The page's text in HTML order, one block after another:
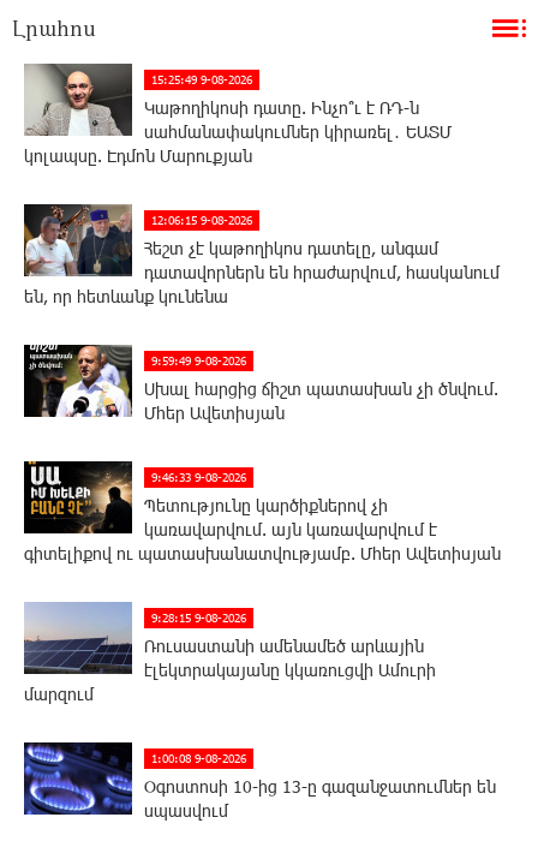
Լրահոս
15:25:49 9-08-2026
Կաթողիկոսի դատը. Ինչո՞ւ է ՌԴ-ն
սահմանափակումներ կիրառել․ ԵԱՏՄ
կոլապսը. Էդմոն Մարուքյան
12:06:15 9-08-2026
Հեշտ չէ կաթողիկոս դատելը, անգամ
դատավորներն են հրաժարվում, հասկանում
են, որ հետևանք կունենա
9:59:49 9-08-2026
Սխալ հարցից ճիշտ պատասխան չի ծնվում.
Մհեր Ավետիսյան
9:46:33 9-08-2026
Պետությունը կարծիքներով չի
կառավարվում. այն կառավարվում է
գիտելիքով ու պատասխանատվությամբ. Մհեր Ավետիսյան
9:28:15 9-08-2026
Ռուսաստանի ամենամեծ արևային
էլեկտրակայանը կկառուցվի Ամուրի
մարզում
1:00:08 9-08-2026
Օգոստոսի 10-ից 13-ը գազանջատումներ են
սպասվում